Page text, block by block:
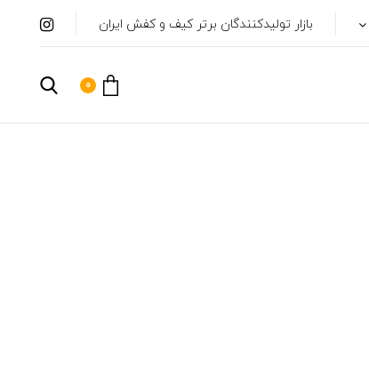
بازار تولیدکنندگان برتر کیف و کفش ایران
0